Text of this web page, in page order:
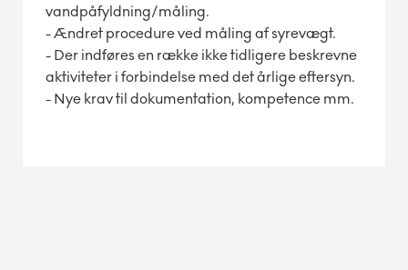
vandpåfyldning/måling.
- Ændret procedure ved måling af syrevægt.
- Der indføres en række ikke tidligere beskrevne
aktiviteter i forbindelse med det årlige eftersyn.
- Nye krav til dokumentation, kompetence mm.